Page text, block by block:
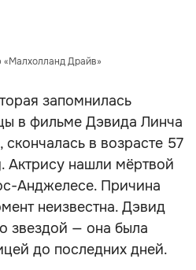
Драйв»
запомнилась
в фильме Дэвида Линча
в возрасте 57
Актрису нашли мёртвой
Анджелесе. Причина
неизвестна. Дэвид
звездой — она была
до последних дней.